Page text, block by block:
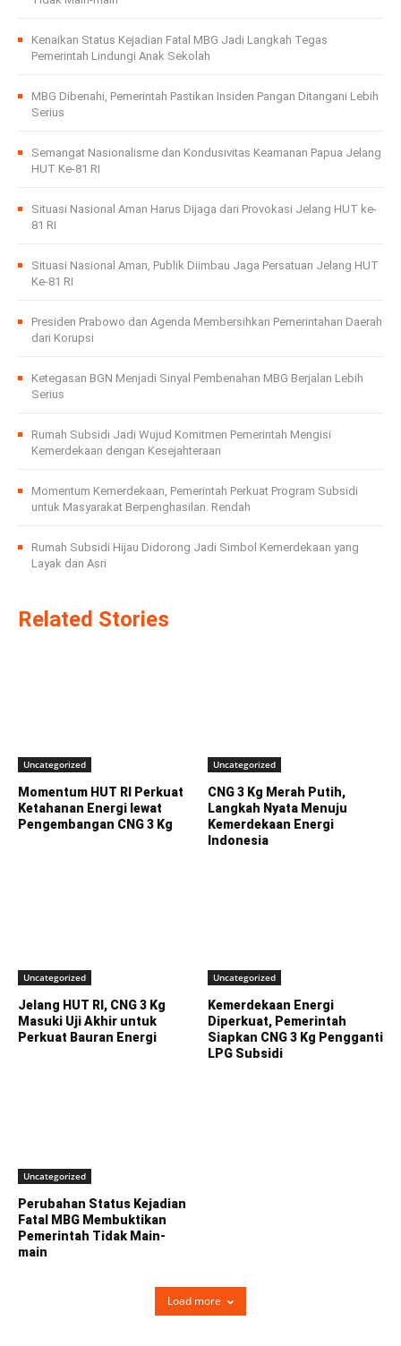
Kenaikan Status Kejadian Fatal MBG Jadi Langkah Tegas
Pemerintah Lindungi Anak Sekolah
MBG Dibenahi, Pemerintah Pastikan Insiden Pangan Ditangani Lebih
Serius
Semangat Nasionalisme dan Kondusivitas Keamanan Papua Jelang
HUT Ke-81 RI
Situasi Nasional Aman Harus Dijaga dari Provokasi Jelang HUT ke-
81 RI
Situasi Nasional Aman, Publik Diimbau Jaga Persatuan Jelang HUT
Ke-81 RI
Presiden Prabowo dan Agenda Membersihkan Pemerintahan Daerah
dari Korupsi
Ketegasan BGN Menjadi Sinyal Pembenahan MBG Berjalan Lebih
Serius
Rumah Subsidi Jadi Wujud Komitmen Pemerintah Mengisi
Kemerdekaan dengan Kesejahteraan
Momentum Kemerdekaan, Pemerintah Perkuat Program Subsidi
untuk Masyarakat Berpenghasilan. Rendah
Rumah Subsidi Hijau Didorong Jadi Simbol Kemerdekaan yang
Layak dan Asri
Related Stories
Uncategorized
Momentum HUT RI Perkuat
Ketahanan Energi lewat
Pengembangan CNG 3 Kg
Uncategorized
CNG 3 Kg Merah Putih,
Langkah Nyata Menuju
Kemerdekaan Energi
Indonesia
Uncategorized
Jelang HUT RI, CNG 3 Kg
Masuki Uji Akhir untuk
Perkuat Bauran Energi
Uncategorized
Kemerdekaan Energi
Diperkuat, Pemerintah
Siapkan CNG 3 Kg Pengganti
LPG Subsidi
Uncategorized
Perubahan Status Kejadian
Fatal MBG Membuktikan
Pemerintah Tidak Main-
main
Load more